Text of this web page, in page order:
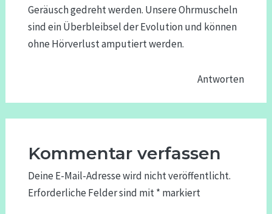
Geräusch gedreht werden. Unsere Ohrmuscheln
sind ein Überbleibsel der Evolution und können
ohne Hörverlust amputiert werden.
Antworten
Kommentar verfassen
Deine E-Mail-Adresse wird nicht veröffentlicht.
Erforderliche Felder sind mit* markiert